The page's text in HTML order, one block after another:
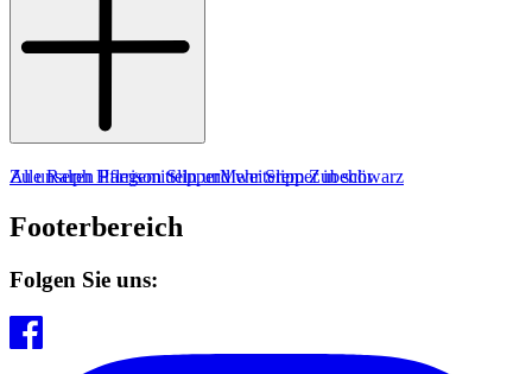
Zu unseren Pflegemitteln und weiterem Zubehör
Alle Ralph Harrison SlipperMehr Slipper in schwarz
Footerbereich
Folgen Sie uns: